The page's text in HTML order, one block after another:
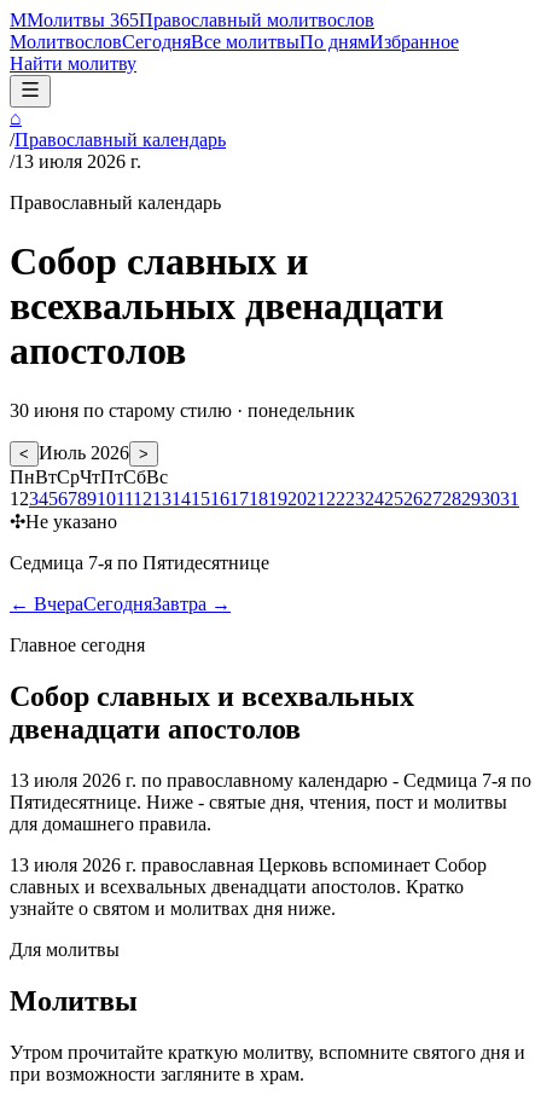
ММолитвы 365Православный молитвослов
МолитвословСегодняВсе молитвыПо днямИзбранное
Найти молитву
⌂
/Православный календарь
/13 июля 2026 г.
Православный календарь
Собор славных и
всехвальных двенадцати
апостолов
30 июня по старому стилю · понедельник
< Июль 2026 >
ПнВтСрЧтПтСбВс
1 23456789101112131415161718192021 22232425262728293031
✣Не указано
Седмица 7-я по Пятидесятнице
← ВчераСегодняЗавтра →
Главное сегодня
Собор славных и всехвальных
двенадцати апостолов
13 июля 2026 г. по православному календарю - Седмица 7-я по
Пятидесятнице. Ниже - святые дня, чтения, пост и молитвы
для домашнего правила.
13 июля 2026 г. православная Церковь вспоминает Собор
славных и всехвальных двенадцати апостолов. Кратко
узнайте о святом и молитвах дня ниже.
Для молитвы
Молитвы
Утром прочитайте краткую молитву, вспомните святого дня и
при возможности загляните в храм.